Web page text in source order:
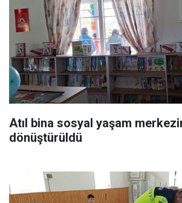
Atıl bina sosyal yaşam
dönüştürüldü